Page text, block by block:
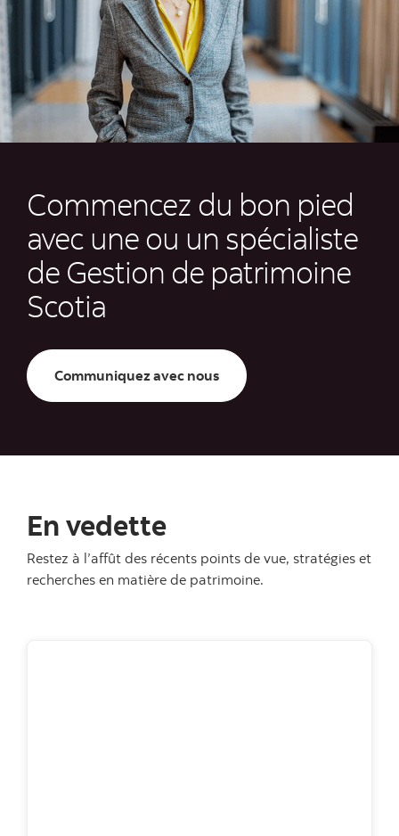
Commencez du bon pied
avec une ou un spécialiste
de Gestion de patrimoine
Scotia
Communiquez avec nous
En vedette
Restez à l’affût des récents points de vue, stratégies et
recherches en matière de patrimoine.